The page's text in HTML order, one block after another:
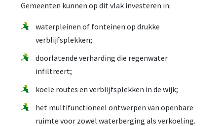
Gemeenten kunnen op dit vlak investeren in:
waterpleinen of fonteinen op drukke
verblijfsplekken;
doorlatende verharding die regenwater
infiltreert;
koele routes en verblijfsplekken in de wijk;
het multifunctioneel ontwerpen van openbare
ruimte voor zowel waterberging als verkoeling.